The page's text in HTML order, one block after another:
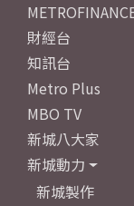
財經台
知訊台
Metro Plus
MBO TV
新城八大家
新城動力
新城製作